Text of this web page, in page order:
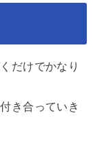
だけでかなり
き合っていき